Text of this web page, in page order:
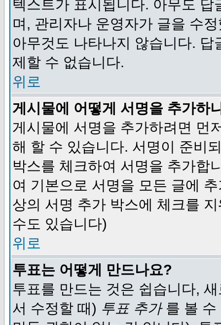
텍스트가 표시됩니다. 아무도
며, 관리자나 운영자가 글을 수
아무것도 나타나지 않습니다.
제할 수 없습니다.
위로
게시물에 어떻게 서명을 추가하
게시물에 서명을 추가하려면 먼
해 할 수 있습니다. 서명이 준비
박스를 체크하여 서명을 추가합
여 기본으로 서명을 모든 글에
상의 서명 추가 박스에 체크를
수도 있습니다)
위로
투표는 어떻게 만드나요?
투표를 만드는 것은 쉽습니다,
서 수정할 때) 투표 추가를 볼 수